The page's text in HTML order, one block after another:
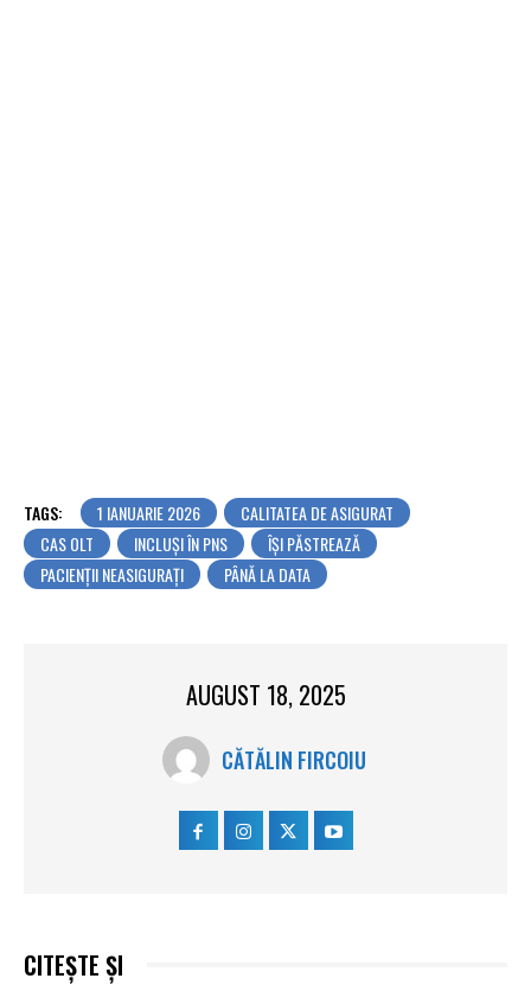
TAGS: 1 IANUARIE 2026
CALITATEA DE ASIGURAT
CAS OLT
INCLUȘI ÎN PNS
ÎȘI PĂSTREAZĂ
PACIENȚII NEASIGURAȚI
PÂNĂ LA DATA
AUGUST 18, 2025
CĂTĂLIN FIRCOIU
CITEȘTE ȘI